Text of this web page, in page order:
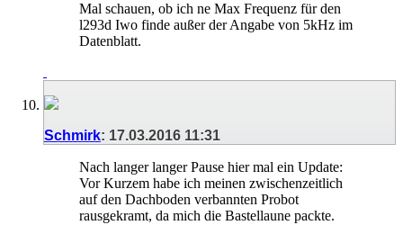
Mal schauen, ob ich ne Max Frequenz für den
l293d Iwo finde außer der Angabe von 5kHz im
Datenblatt.
Schmirk: 17.03.2016 11:31
Nach langer langer Pause hier mal ein Update:
Vor Kurzem habe ich meinen zwischenzeitlich
auf den Dachboden verbannten Probot
rausgekramt, da mich die Bastellaune packte.